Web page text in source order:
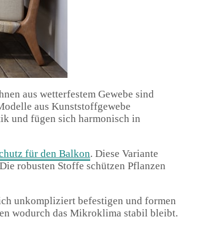
aus wetterfestem Gewebe sind
aus Kunststoffgewebe
und fügen sich harmonisch in
für den Balkon. Diese Variante
robusten Stoffe schützen Pflanzen
unkompliziert befestigen und formen
wodurch das Mikroklima stabil bleibt.